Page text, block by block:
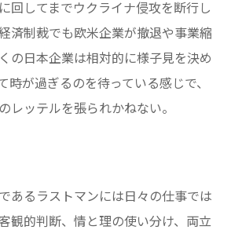
回してまでウクライナ侵攻を断行し
済制裁でも欧米企業が撤退や事業縮
の日本企業は相対的に様子見を決め
時が過ぎるのを待っている感じで、
レッテルを張られかねない。
あるラストマンには日々の仕事では
観的判断、情と理の使い分け、両立